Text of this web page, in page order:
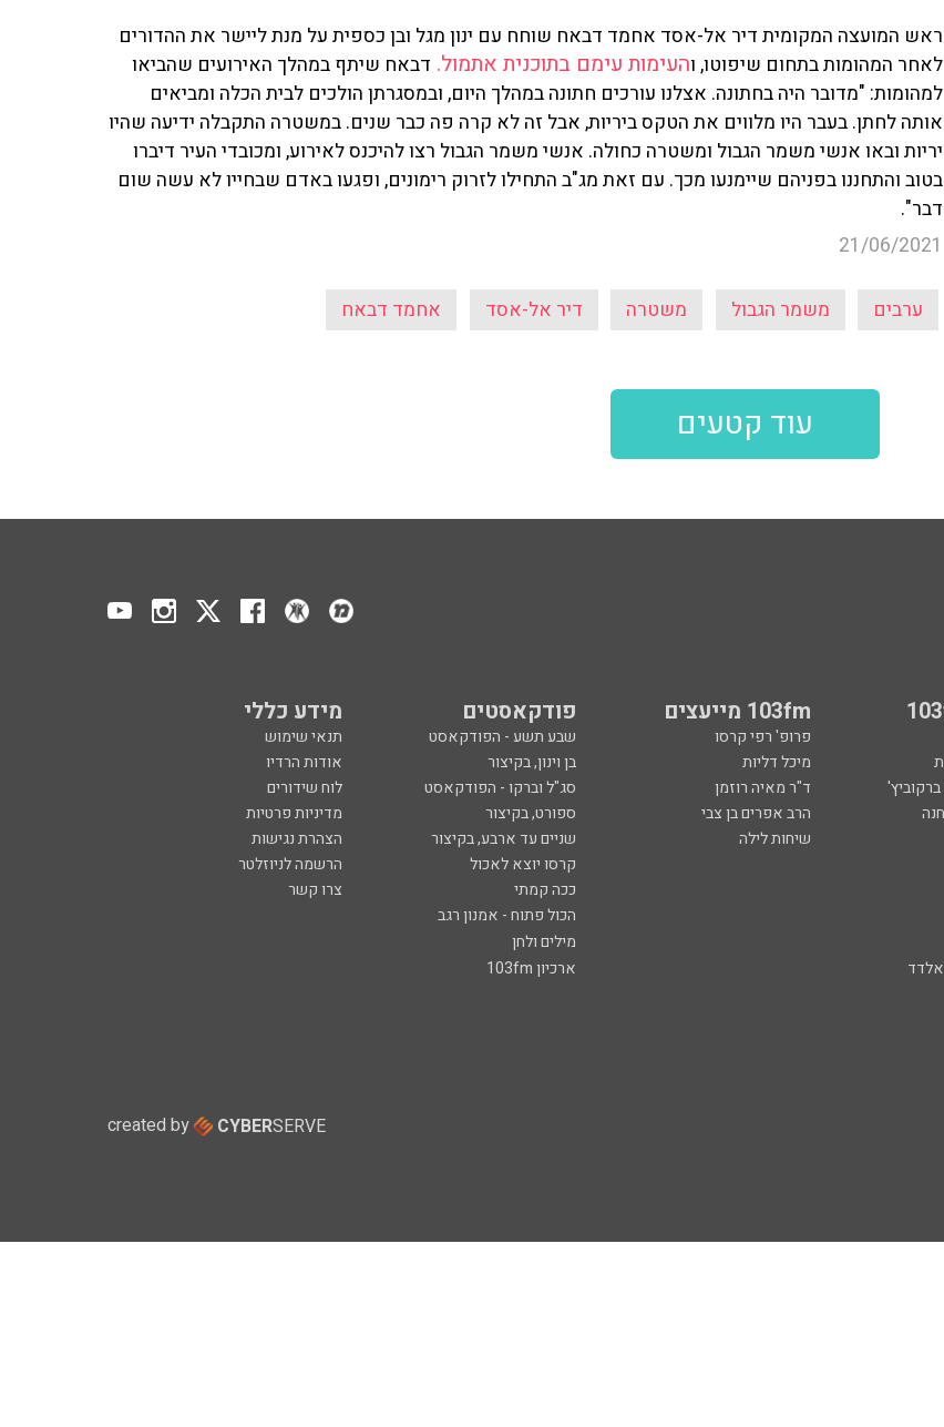
ראש המועצה המקומית דיר אל-אסד אחמד דבאח שוחח עם ינון מגל ובן כספית על מנת ליישר את ההדורים
לאחר המהומות בתחום שיפוטו, והעימות עימם בתוכנית אתמול. דבאח שיתף במהלך האירועים שהביאו
למהומות: "מדובר היה בחתונה. אצלנו עורכים חתונה במהלך היום, ובמסגרתן הולכים לבית הכלה ומביאים
אותה לחתן. בעבר היו מלווים את הטקס ביריות, אבל זה לא קרה פה כבר שנים. במשטרה התקבלה ידיעה שהיו
יריות ובאו אנשי משמר הגבול ומשטרה כחולה. אנשי משמר הגבול רצו להיכנס לאירוע, ומכובדי העיר דיברו
בטוב והתחננו בפניהם שיימנעו מכך. עם זאת מג"ב התחילו לזרוק רימונים, ופגעו באדם שבחייו לא עשה שום
דבר".
21/06/2021
ערבים משמר הגבול משטרה דיר אל-אסד אחמד דבאח
עוד קטעים
103fm מייעצים פודקאסטים מידע כללי
פרופ' רפי קרסו שבע תשע - הפודקאסט
תנאי שימוש
מיכל דליות בן וינון, בקיצור
אודות הרדיו
ד"ר מאיה רוזמן סג"ל וברקו - הפודקאסט
לוח שידורים
הרב אפרים בן צבי ספורט, בקיצור
מדיניות פרטיות
שיחות לילה שניים עד ארבע, בקיצור
הצהרת נגישות
קרסו יוצא לאכול
הרשמה לניוזלטר
ככה קמתי
צרו קשר
הכול פתוח - אמנון רגב
מילים ולחן
אלדד
ארכיון 103fm
created by CYBERSERVE